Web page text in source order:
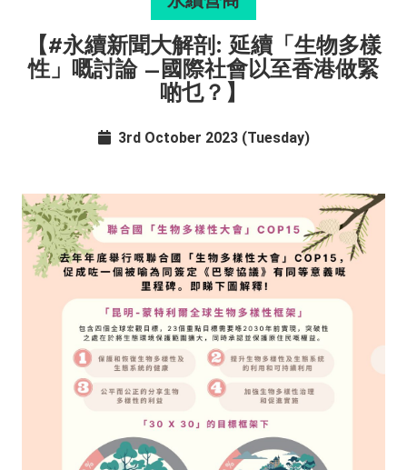
【#永續新聞大解剖: 延續「生物多樣
性」嘅討論 –國際社會以至香港做緊
啲乜？】
3rd October 2023 (Tuesday)